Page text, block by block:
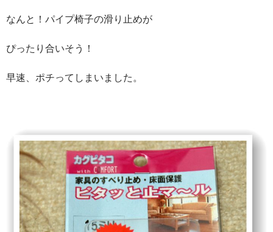
なんと！パイプ椅子の滑り止めが
ぴったり合いそう！
早速、ポチってしまいました。